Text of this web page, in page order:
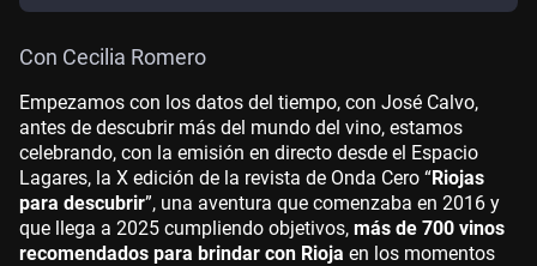
Con Cecilia Romero
Empezamos con los datos del tiempo, con José Calvo,
antes de descubrir más del mundo del vino, estamos
celebrando, con la emisión en directo desde el Espacio
Lagares, la X edición de la revista de Onda Cero “Riojas
para descubrir”, una aventura que comenzaba en 2016 y
que llega a 2025 cumpliendo objetivos, más de 700 vinos
recomendados para brindar con Rioja en los momentos